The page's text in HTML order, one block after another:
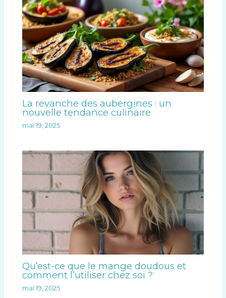
La revanche des aubergines : un
nouvelle tendance culinaire
mai 19, 2025
Qu’est-ce que le mange doudous et
comment l’utiliser chez soi ?
mai 19, 2025